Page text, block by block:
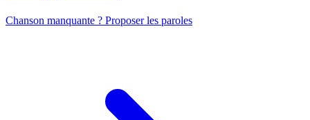
Chanson manquante ? Proposer les paroles